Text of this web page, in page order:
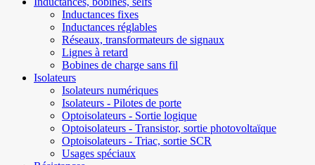
Inductances fixes
Inductances réglables
Réseaux, transformateurs de signaux
Lignes à retard
Bobines de charge sans fil
Isolateurs
Isolateurs numériques
Isolateurs - Pilotes de porte
Optoisolateurs - Sortie logique
Optoisolateurs - Transistor, sortie photovoltaïque
Optoisolateurs - Triac, sortie SCR
Usages spéciaux